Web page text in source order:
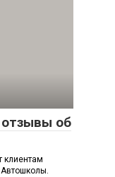
об
клиентам
Автошколы.